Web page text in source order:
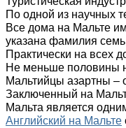
По одной из научных
Все дома на Мальте
указана фамилия
Практически на всех
Не меньше половины
Мальтийцы азартны –
Заключенный на
Мальта является
Английский на Мальте